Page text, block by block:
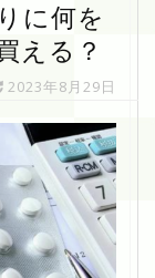
に何を
える？
2023年8月29日